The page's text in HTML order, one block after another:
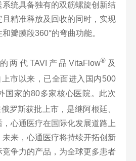
统具备独有的双筋螺旋创新结
精准释放及回收的同时，实现
瓣膜段360°的弯曲功能。
两代TAVI产品VitaFlow® 及
上市以来，已全面进入国内500
国家的80多家核心医院。此次
罗斯获批上市，是继阿根廷、
心通医疗在国际化发展道路上
来，心通医疗将持续开拓创新
争力的产品，为全球更多患者